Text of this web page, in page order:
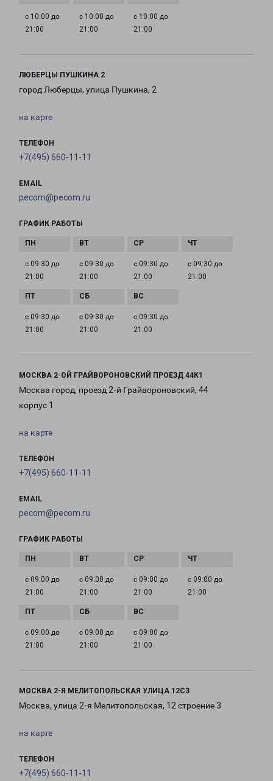
с 10:00 до
21:00
с 10:00 до
21:00
с 10:00 до
21:00
ЛЮБЕРЦЫ ПУШКИНА 2
город Люберцы, улица Пушкина, 2
на карте
ТЕЛЕФОН
+7(495) 660-11-11
EMAIL
pecom@pecom.ru
ГРАФИК РАБОТЫ
с 09:30 до
21:00
с 09:30 до
21:00
с 09:30 до
21:00
с 09:30 до
21:00
с 09:30 до
21:00
с 09:30 до
21:00
с 09:30 до
21:00
МОСКВА 2-ОЙ ГРАЙВОРОНОВСКИЙ ПРОЕЗД 44К1
Москва город, проезд 2-й Грайвороновский, 44
корпус 1
на карте
ТЕЛЕФОН
+7(495) 660-11-11
EMAIL
pecom@pecom.ru
ГРАФИК РАБОТЫ
с 09:00 до
21:00
с 09:00 до
21:00
с 09:00 до
21:00
с 09:00 до
21:00
с 09:00 до
21:00
с 09:00 до
21:00
с 09:00 до
21:00
МОСКВА 2-Я МЕЛИТОПОЛЬСКАЯ УЛИЦА 12С3
Москва, улица 2-я Мелитопольская, 12 строение 3
на карте
ТЕЛЕФОН
+7(495) 660-11-11